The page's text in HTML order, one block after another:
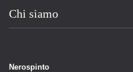
Chi siamo
Nerospinto